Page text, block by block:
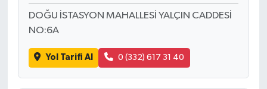
DOĞU İSTASYON MAHALLESİ YALÇIN CADDESİ
NO:6A
Yol Tarifi Al 0 (332) 617 31 40